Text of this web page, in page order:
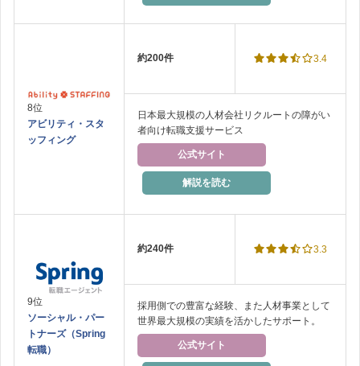
8位
アビリティ・スタ
ッフィング
約200件 3.4
日本最大規模の人材会社リクルートの障がい
者向け転職支援サービス
公式サイト
解説を読む
9位
ソーシャル・パー
トナーズ（Spring
転職）
約240件 3.3
採用側での豊富な経験、また人材事業として
世界最大規模の実績を活かしたサポート。
公式サイト